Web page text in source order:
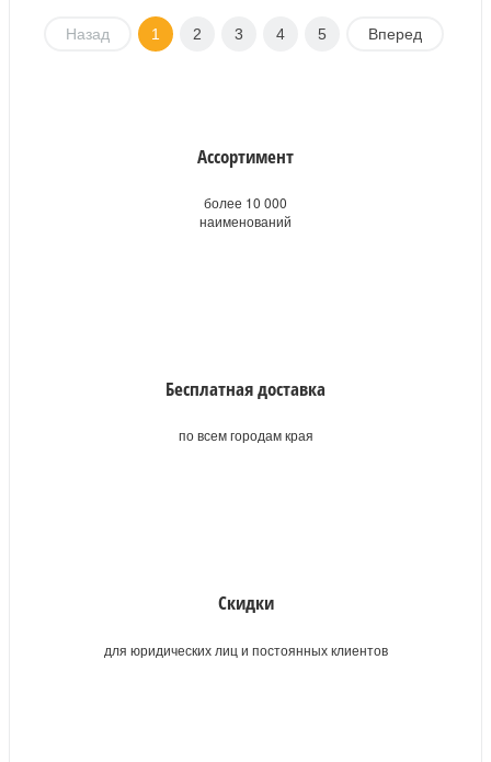
Назад 1 2 3 4 5 Вперед
Ассортимент
более 10 000
наименований
Бесплатная доставка
по всем городам края
Скидки
для юридических лиц и постоянных клиентов